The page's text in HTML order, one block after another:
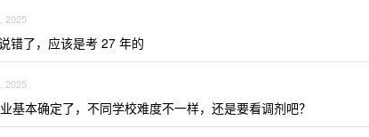
2025
错了，应该是考 27 年的
2025
基本确定了，不同学校难度不一样，还是要看调剂吧？